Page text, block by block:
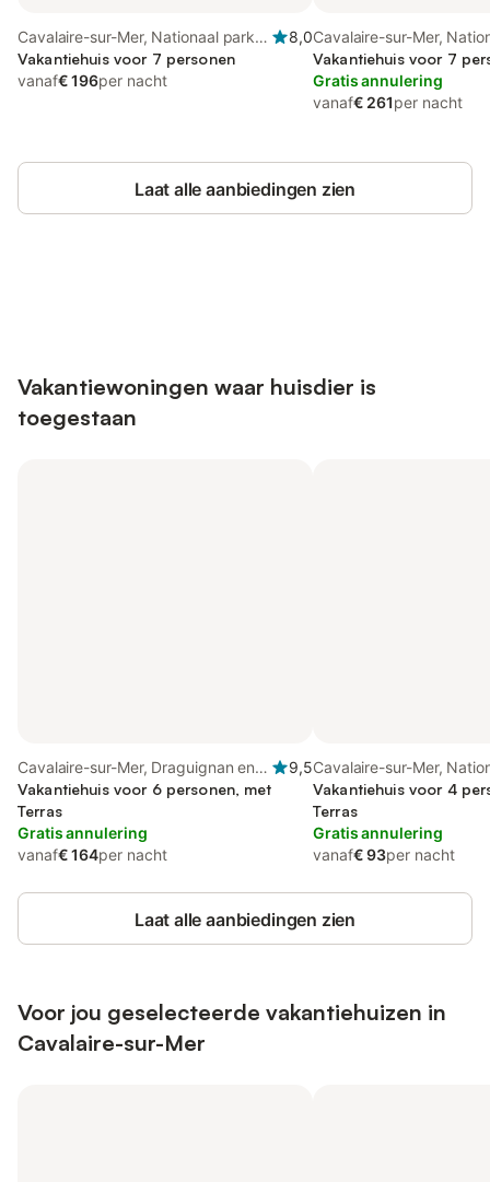
Cavalaire-sur-Mer, Nationaal park
Port-Cros
8,0
Vakantiehuis voor 7 personen
vanaf€ 196per nacht
Cavalaire-sur-Mer,
Port-Cros
Vakantiehuis voor 7
Gratis annulering
vanaf€ 261per nacht
Laat alle aanbiedingen zien
Vakantiewoningen waar huisdier is
toegestaan
Cavalaire-sur-Mer, Draguignan en
omgeving
9,5
Vakantiehuis voor 6 personen, met
Terras
Gratis annulering
vanaf€ 164per nacht
Cavalaire-sur-Mer,
Port-Cros
Vakantiehuis voor 4
Terras
Gratis annulering
vanaf€ 93per nacht
Laat alle aanbiedingen zien
Voor jou geselecteerde vakantiehuizen in
Cavalaire-sur-Mer